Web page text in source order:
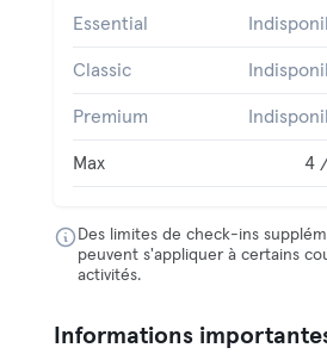
Essential
Classic
Premium
Max 4
Des limites de check-ins
peuvent s'appliquer à certains
activités.
Informations